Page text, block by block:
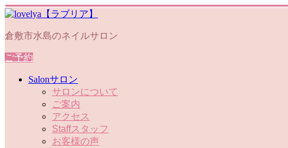
倉敷市水島のネイルサロン
ご予約
Salonサロン
サロンについて
ご案内
アクセス
Staffスタッフ
お客様の声